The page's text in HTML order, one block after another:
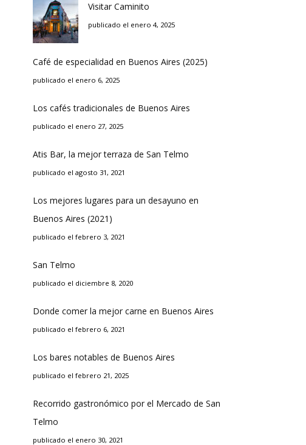
Visitar Caminito
publicado el enero 4, 2025
Café de especialidad en Buenos Aires (2025)
publicado el enero 6, 2025
Los cafés tradicionales de Buenos Aires
publicado el enero 27, 2025
Atis Bar, la mejor terraza de San Telmo
publicado el agosto 31, 2021
Los mejores lugares para un desayuno en
Buenos Aires (2021)
publicado el febrero 3, 2021
San Telmo
publicado el diciembre 8, 2020
Donde comer la mejor carne en Buenos Aires
publicado el febrero 6, 2021
Los bares notables de Buenos Aires
publicado el febrero 21, 2025
Recorrido gastronómico por el Mercado de San
Telmo
publicado el enero 30, 2021